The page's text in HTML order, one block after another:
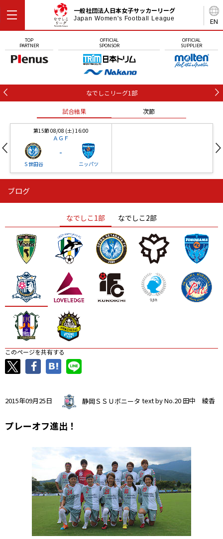
EN
一般社団法人日本女子サッカーリーグ
Japan Women's Football League
TOP
PARTNER
OFFICIAL
SPONSOR
OFFICIAL
SUPPLIER
なでしこリーグ1部
試合結果 次節
第15節 08/08 (土) 16:00
ＡＧＦ
Ｓ世田谷
-
ニッパツ
ニッパツ
ニッパツ 名古屋
石人の星
静岡 愛媛Ｌ
ブログ
なでしこ1部 なでしこ2部
このページを共有する
2015年09月25日 静岡ＳＳＵボニータ text by No.20 田中 綾香
プレーオフ進出！